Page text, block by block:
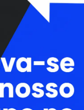
Colaboradores
Cursos
Enviar Dica